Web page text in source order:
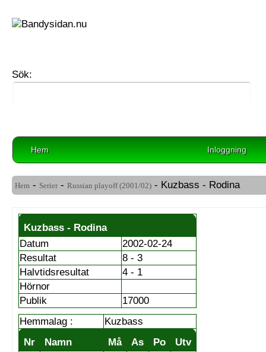
Sök:
Hem Inloggning
Hem - Serier - Russian playoff (2001/02) - Kuzbass - Rodina
Kuzbass - Rodina
Datum
2002-02-24
Resultat
8 - 3
Halvtidsresultat
4 - 1
Hörnor
Publik
17000
Hemmalag :
Kuzbass
Nr
Namn Må As Po
Utv